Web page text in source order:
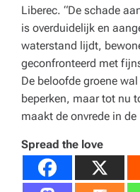
Liberec. “De schade
is overduidelijk en
waterstand lijdt,
geconfronteerd met
De beloofde groene
beperken, maar tot nu
maakt de onvrede in
Spread the love